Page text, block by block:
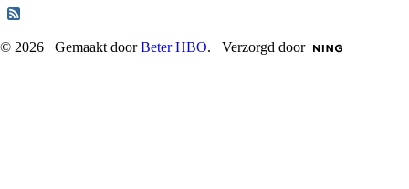
© 2026 Gemaakt doorBeter HBO. Verzorgd door